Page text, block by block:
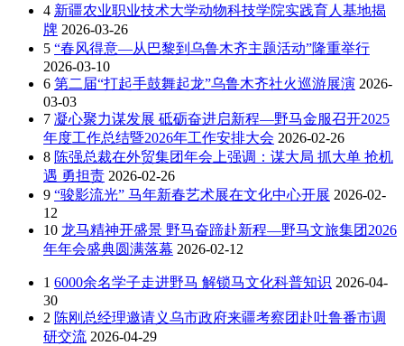
4 新疆农业职业技术大学动物科技学院实践育人基地揭
牌 2026-03-26
5 “春风得意—从巴黎到乌鲁木齐主题活动”隆重举行
2026-03-10
6 第二届“打起手鼓舞起龙”乌鲁木齐社火巡游展演 2026-
03-03
7 凝心聚力谋发展 砥砺奋进启新程—野马金服召开2025
年度工作总结暨2026年工作安排大会 2026-02-26
8 陈强总裁在外贸集团年会上强调：谋大局 抓大单 抢机
遇 勇担责 2026-02-26
9 “骏影流光” 马年新春艺术展在文化中心开展 2026-02-
12
10 龙马精神开盛景 野马奋蹄赴新程—野马文旅集团2026
年年会盛典圆满落幕 2026-02-12
1 6000余名学子走进野马 解锁马文化科普知识 2026-04-
30
2 陈刚总经理邀请义乌市政府来疆考察团赴吐鲁番市调
研交流 2026-04-29